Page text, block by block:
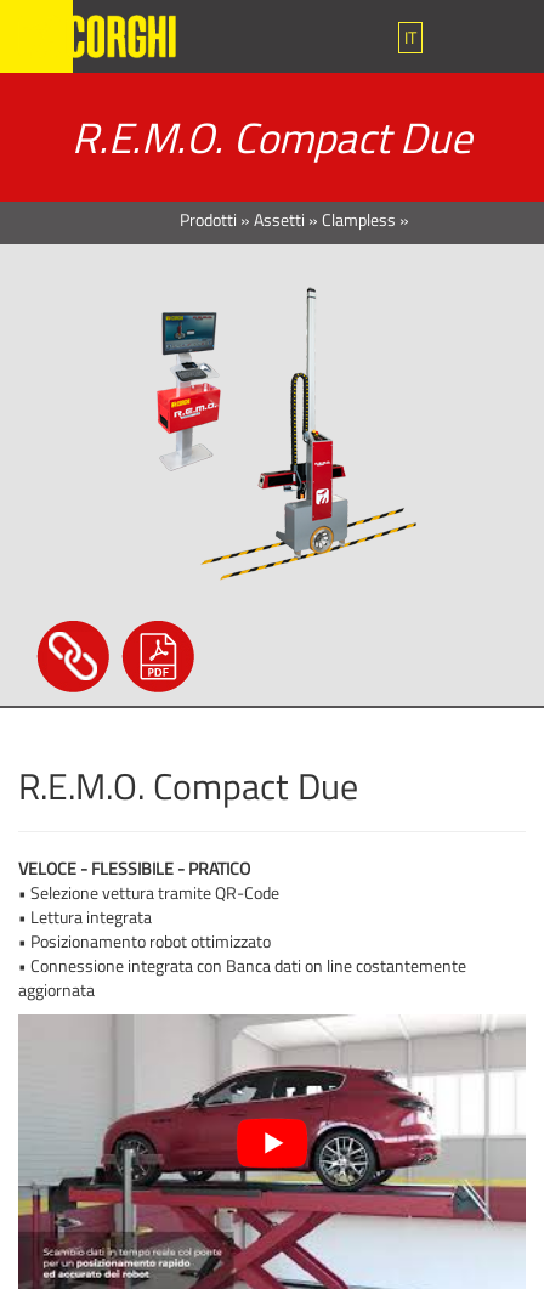
IT
R.E.M.O. Compact Due
Prodotti »Assetti »Clampless »
R.E.M.O. Compact Due
VELOCE - FLESSIBILE - PRATICO
• Selezione vettura tramite QR-Code
• Lettura integrata
• Posizionamento robot ottimizzato
• Connessione integrata con Banca dati on line costantemente
aggiornata